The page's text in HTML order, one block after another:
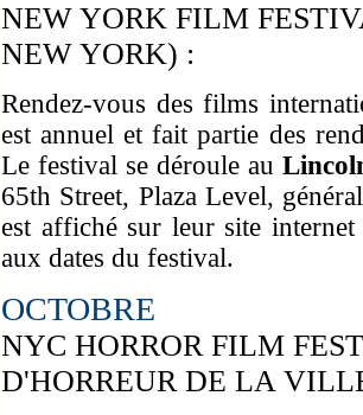
NEW YORK FILM
NEW YORK) :
Rendez-vous des films
est annuel et fait partie des
Le festival se déroule au
65th Street, Plaza Level,
est affiché sur leur site
aux dates du festival.
OCTOBRE
NYC HORROR FILM
D'HORREUR DE LA